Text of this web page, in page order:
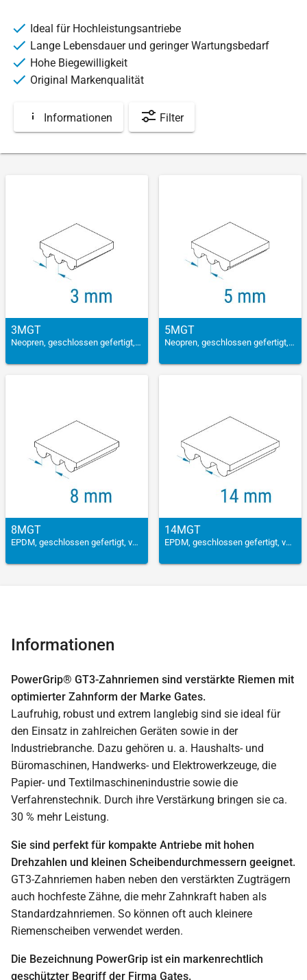
Ideal für Hochleistungsantriebe
Lange Lebensdauer und geringer Wartungsbedarf
Hohe Biegewilligkeit
Original Markenqualität
Informationen Filter
3MGT
Neopren, geschlossen gefertigt, verstärkt
5MGT
Neopren, geschlossen gefertigt, verstärkt
8MGT
EPDM, geschlossen gefertigt, verstärkt
14MGT
EPDM, geschlossen gefertigt, verstärkt
Informationen
PowerGrip® GT3-Zahnriemen sind verstärkte Riemen mit
optimierter Zahnform der Marke Gates.
Laufruhig, robust und extrem langlebig sind sie ideal für
den Einsatz in zahlreichen Geräten sowie in der
Industriebranche. Dazu gehören u. a. Haushalts- und
Büromaschinen, Handwerks- und Elektrowerkzeuge, die
Papier- und Textilmaschinenindustrie sowie die
Verfahrenstechnik. Durch ihre Verstärkung bringen sie ca.
30 % mehr Leistung.
Sie sind perfekt für kompakte Antriebe mit hohen
Drehzahlen und kleinen Scheibendurchmessern geeignet.
GT3-Zahnriemen haben neben den verstärkten Zugträgern
auch hochfeste Zähne, die mehr Zahnkraft haben als
Standardzahnriemen. So können oft auch kleinere
Riemenscheiben verwendet werden.
Die Bezeichnung PowerGrip ist ein markenrechtlich
geschützter Begriff der Firma Gates.